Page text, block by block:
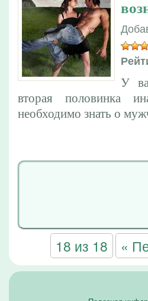
У
вторая половинка
необходимо знать о
18 из 18 «